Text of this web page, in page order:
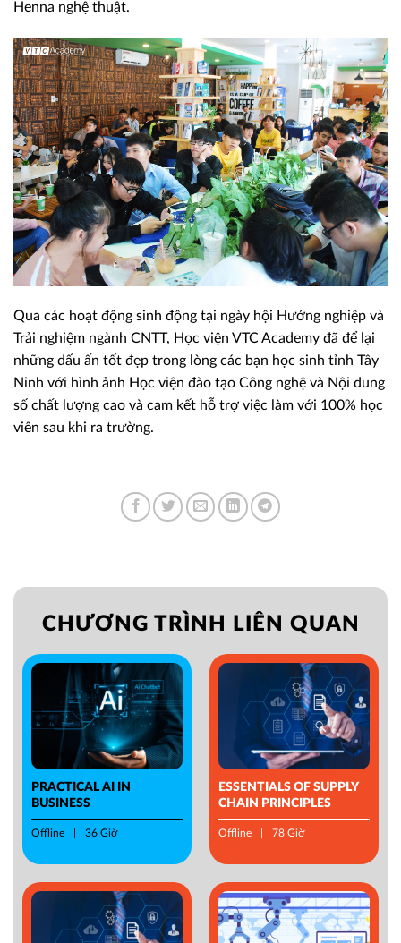
Henna nghệ thuật.
Qua các hoạt động sinh động tại ngày hội Hướng nghiệp và
Trải nghiệm ngành CNTT, Học viện VTC Academy đã để lại
những dấu ấn tốt đẹp trong lòng các bạn học sinh tỉnh Tây
Ninh với hình ảnh Học viện đào tạo Công nghệ và Nội dung
số chất lượng cao và cam kết hỗ trợ việc làm với 100% học
viên sau khi ra trường.
CHƯƠNG TRÌNH LIÊN QUAN
PRACTICAL AI IN
BUSINESS
Offline 36 Giờ
ESSENTIALS OF SUPPLY
CHAIN PRINCIPLES
Offline 78 Giờ